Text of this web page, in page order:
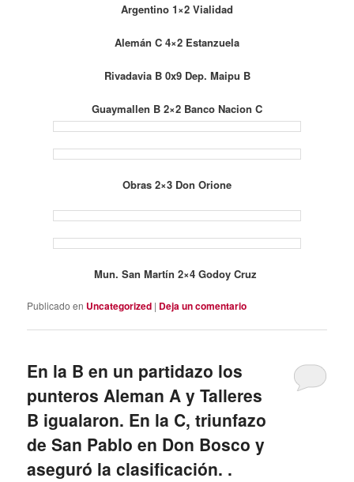
Argentino 1×2 Vialidad
Alemán C 4×2 Estanzuela
Rivadavia B 0x9 Dep. Maipu B
Guaymallen B 2×2 Banco Nacion C
Obras 2×3 Don Orione
Mun. San Martín 2×4 Godoy Cruz
Publicado en Uncategorized | Deja un comentario
En la B en un partidazo los
punteros Aleman A y Talleres
B igualaron. En la C, triunfazo
de San Pablo en Don Bosco y
aseguró la clasificación. .